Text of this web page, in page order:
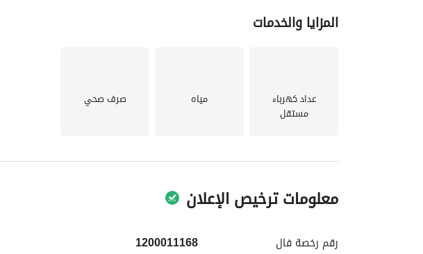
المزايا والخدمات
عداد كهرباء
مستقل
مياه صرف صحي
معلومات ترخيص الإعلان
رقم رخصة فال
1200011168